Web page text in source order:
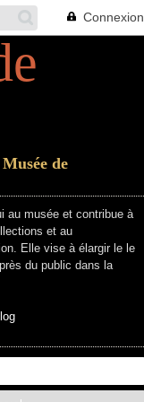
Connexion
de
au musée et contribue à
et au
Elle vise à élargir le le
du public dans la